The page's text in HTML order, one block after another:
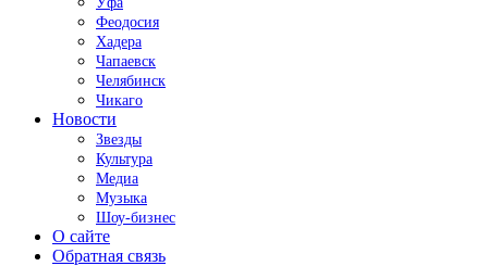
Феодосия
Хадера
Чапаевск
Челябинск
Чикаго
Новости
Звезды
Культура
Медиа
Музыка
Шоу-бизнес
О сайте
Обратная связь